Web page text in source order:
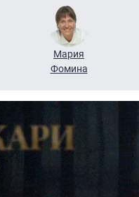
Мария
Фомина